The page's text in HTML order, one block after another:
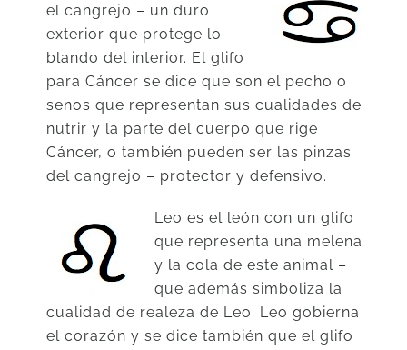
el cangrejo – un duro
exterior que protege lo
blando del interior. El glifo
para Cáncer se dice que son el pecho o
senos que representan sus cualidades de
nutrir y la parte del cuerpo que rige
Cáncer, o también pueden ser las pinzas
del cangrejo – protector y defensivo.
Leo es el león con un glifo
que representa una melena
y la cola de este animal –
que además simboliza la
cualidad de realeza de Leo. Leo gobierna
el corazón y se dice también que el glifo